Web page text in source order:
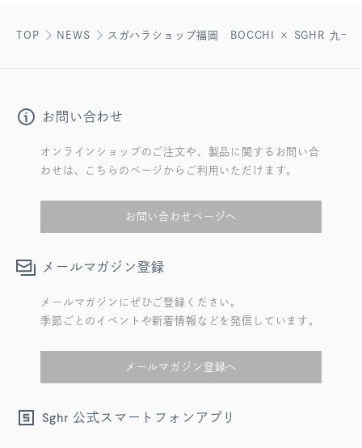
TOP NEWS スガハラショップ福岡 BOCCHI × SGHR 九十
お問い合わせ
オンラインショップのご注文や、製品に関するお問い合
わせは、こちらのページからご利用いただけます。
お問い合わせページへ
メールマガジン登録
メールマガジンにぜひご登録ください。
季節ごとのイベントや新着情報などを発信しています。
メールマガジン登録へ
Sghr 公式スマートフォンアプリ